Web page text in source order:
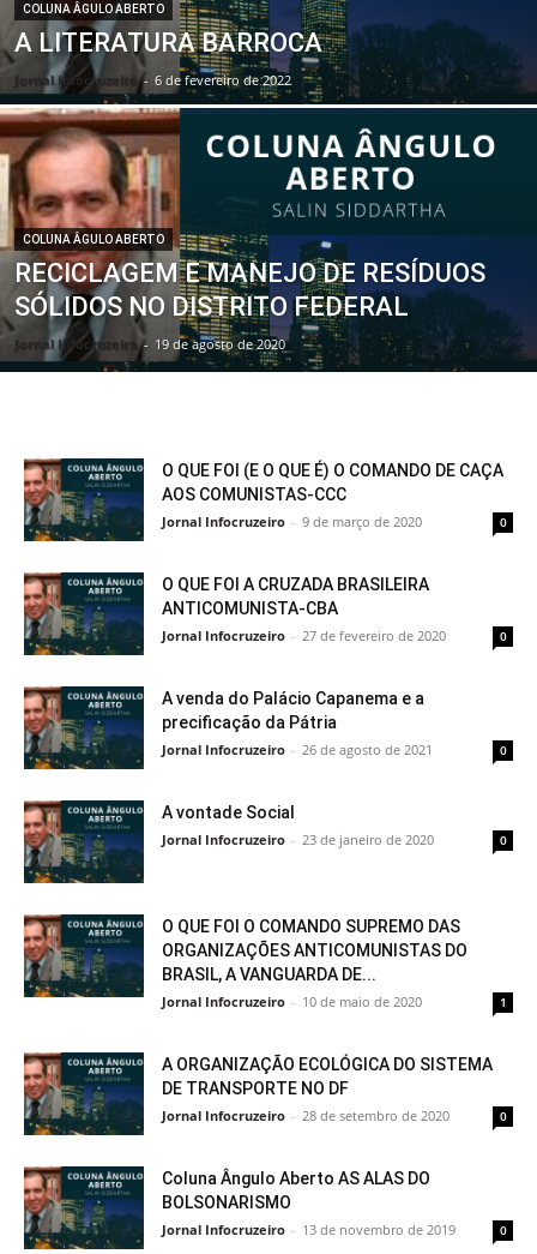
COLUNA ÂGULO ABERTO
A LITERATURA BARROCA
Jornal Infocruzeiro - 6 de fevereiro de 2022
COLUNA ÂGULO ABERTO
RECICLAGEM E MANEJO DE RESÍDUOS
SÓLIDOS NO DISTRITO FEDERAL
Jornal Infocruzeiro - 19 de agosto de 2020
O QUE FOI (E O QUE É) O COMANDO DE CAÇA
AOS COMUNISTAS-CCC
Jornal Infocruzeiro - 9 de março de 2020 0
O QUE FOI A CRUZADA BRASILEIRA
ANTICOMUNISTA-CBA
Jornal Infocruzeiro - 27 de fevereiro de 2020 0
A venda do Palácio Capanema e a
precificação da Pátria
Jornal Infocruzeiro - 26 de agosto de 2021 0
A vontade Social
Jornal Infocruzeiro - 23 de janeiro de 2020 0
O QUE FOI O COMANDO SUPREMO DAS
ORGANIZAÇÕES ANTICOMUNISTAS DO
BRASIL, A VANGUARDA DE...
Jornal Infocruzeiro - 10 de maio de 2020 1
A ORGANIZAÇÃO ECOLÓGICA DO SISTEMA
DE TRANSPORTE NO DF
Jornal Infocruzeiro - 28 de setembro de 2020 0
Coluna Ângulo Aberto AS ALAS DO
BOLSONARISMO
Jornal Infocruzeiro - 13 de novembro de 2019 0